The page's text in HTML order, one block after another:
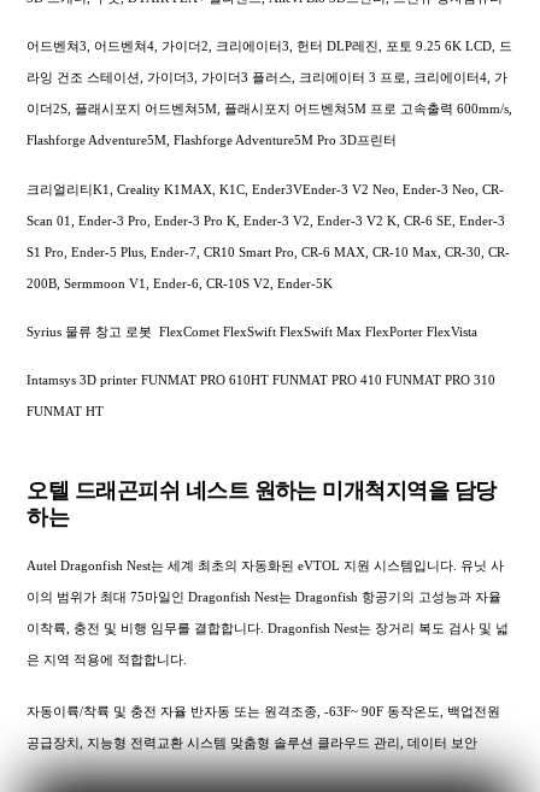
어드벤쳐3, 어드벤쳐4, 가이더2, 크리에이터3, 헌터 DLP레진, 포토 9.25 6K LCD, 드
라잉 건조 스테이션, 가이더3, 가이더3 플러스, 크리에이터 3 프로, 크리에이터4, 가
이더2S, 플래시포지 어드벤쳐5M, 플래시포지 어드벤쳐5M 프로 고속출력 600mm/s,
Flashforge Adventure5M, Flashforge Adventure5M Pro 3D프린터
크리얼리티K1, Creality K1MAX, K1C, Ender3VEnder-3 V2 Neo, Ender-3 Neo, CR-
Scan 01, Ender-3 Pro, Ender-3 Pro K, Ender-3 V2, Ender-3 V2 K, CR-6 SE, Ender-3
S1 Pro, Ender-5 Plus, Ender-7, CR10 Smart Pro, CR-6 MAX, CR-10 Max, CR-30, CR-
200B, Sermmoon V1, Ender-6, CR-10S V2, Ender-5K
Syrius 물류 창고 로봇 FlexComet FlexSwift FlexSwift Max FlexPorter FlexVista
Intamsys 3D printer FUNMAT PRO 610HT FUNMAT PRO 410 FUNMAT PRO 310
FUNMAT HT
오텔 드래곤피쉬 네스트 원하는 미개척지역을 담당
하는
Autel Dragonfish Nest는 세계 최초의 자동화된 eVTOL 지원 시스템입니다. 유닛 사
이의 범위가 최대 75마일인 Dragonfish Nest는 Dragonfish 항공기의 고성능과 자율
이착륙, 충전 및 비행 임무를 결합합니다. Dragonfish Nest는 장거리 복도 검사 및 넓
은 지역 적용에 적합합니다.
자동이륙/착륙 및 충전 자율 반자동 또는 원격조종, -63F~ 90F 동작온도, 백업전원
공급장치, 지능형 전력교환 시스템 맞춤형 솔루션 클라우드 관리, 데이터 보안